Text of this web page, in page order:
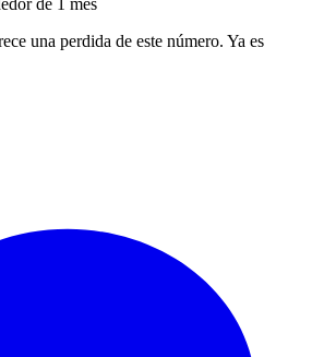
de 1 mes
una perdida de este número. Ya es